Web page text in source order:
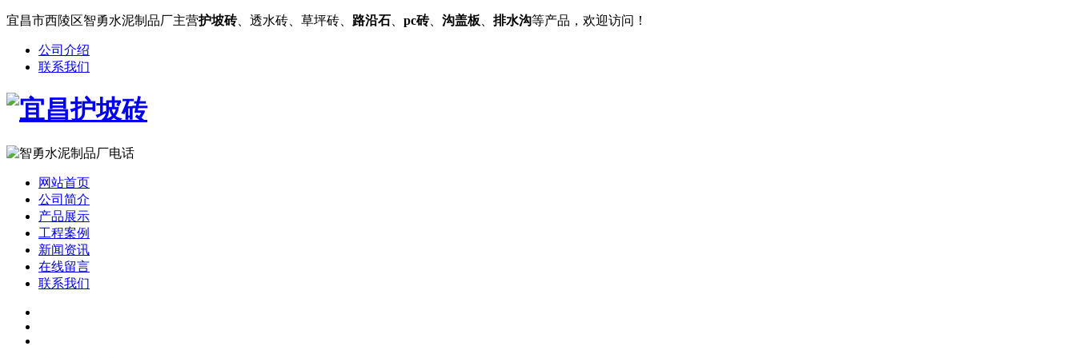
宜昌市西陵区智勇水泥制品厂主营护坡砖、透水砖、草坪砖、 路沿石 pc砖、 沟盖板 排水沟等产品，欢迎访问！
公司介绍
联系我们
网站首页
公司简介
产品展示
工程案例
新闻资讯
在线留言
联系我们